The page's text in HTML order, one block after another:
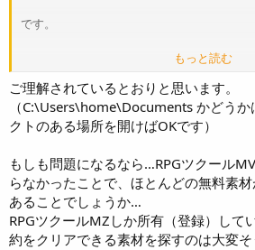
です。
また、今回は、フリー素材を使って試したい
入れ方としては、
C:\Users\home\Documents\Games\
\img\system 内のフォルダ内の「 Window.
削除して、別の「フリーor自作.pngファイ
ジナルのメッセージウインドウができるの
長文失礼しました。
もっと読む
ご理解されているとおりと思います。
（C:\Users\home\Documents かどう
クトのある場所を開けばOKです）
もしも問題になるなら…RPGツクール
らなかったことで、ほとんどの無料素
あることでしょうか…
RPGツクールMZしか所有（登録）して
約をクリアできる素材を探すのは大変そ